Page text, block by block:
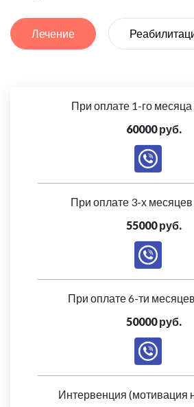
Лечение
При оплате 1-го месяца
60000 руб.
При оплате 3-х
55000 руб.
При оплате 6-ти
50000 руб.
Интервенция (мотивация